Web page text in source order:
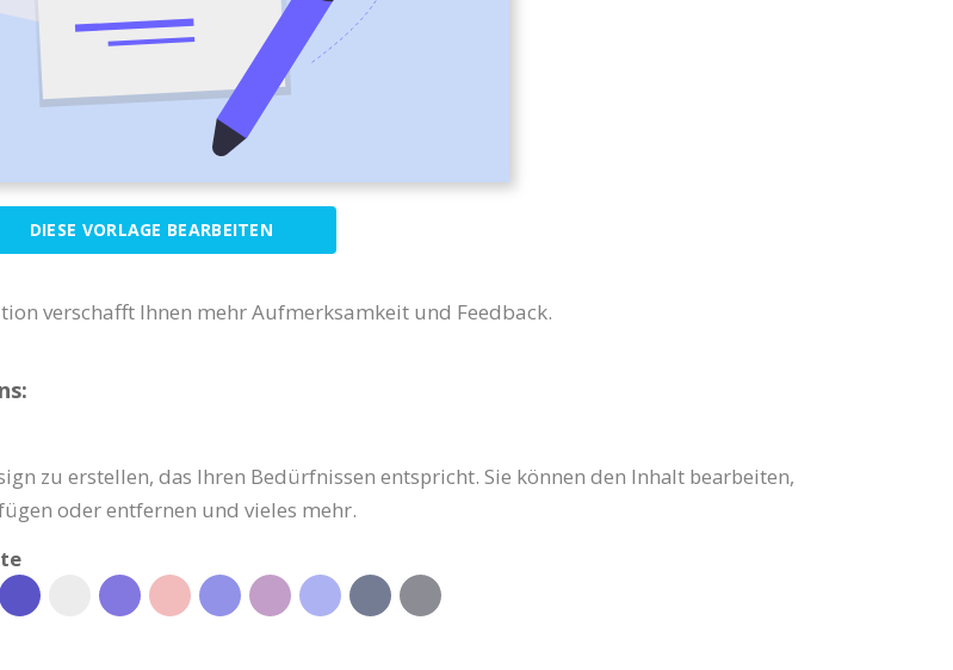
DIESE VORLAGE BEARBEITEN
verschafft Ihnen mehr Aufmerksamkeit und Feedback.
zu erstellen, das Ihren Bedürfnissen entspricht. Sie können den Inhalt bearbeiten,
oder entfernen und vieles mehr.